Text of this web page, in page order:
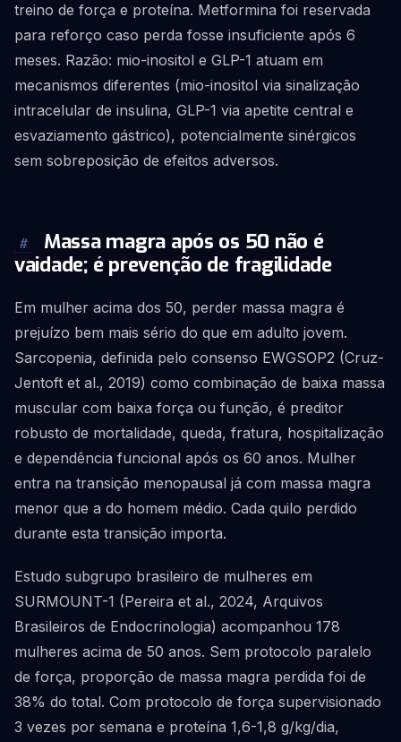
treino de força e proteína. Metformina foi reservada
para reforço caso perda fosse insuficiente após 6
meses. Razão: mio-inositol e GLP-1 atuam em
mecanismos diferentes (mio-inositol via sinalização
intracelular de insulina, GLP-1 via apetite central e
esvaziamento gástrico), potencialmente sinérgicos
sem sobreposição de efeitos adversos.
#
Massa magra após os 50 não é
vaidade; é prevenção de fragilidade
Em mulher acima dos 50, perder massa magra é
prejuízo bem mais sério do que em adulto jovem.
Sarcopenia, definida pelo consenso EWGSOP2 (Cruz-
Jentoft et al., 2019) como combinação de baixa massa
muscular com baixa força ou função, é preditor
robusto de mortalidade, queda, fratura, hospitalização
e dependência funcional após os 60 anos. Mulher
entra na transição menopausal já com massa magra
menor que a do homem médio. Cada quilo perdido
durante esta transição importa.
Estudo subgrupo brasileiro de mulheres em
SURMOUNT-1 (Pereira et al., 2024, Arquivos
Brasileiros de Endocrinologia) acompanhou 178
mulheres acima de 50 anos. Sem protocolo paralelo
de força, proporção de massa magra perdida foi de
38% do total. Com protocolo de força supervisionado
3 vezes por semana e proteína 1,6-1,8 g/kg/dia,